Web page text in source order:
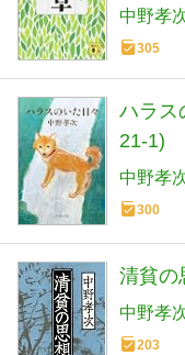
中野孝
305
ハラス
21-1)
中野孝
300
清貧の
中野孝
203